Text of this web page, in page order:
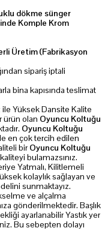
dökme sünger
Komple Krom
Üretim (Fabrikasyon
sipariş iptali
bina kapısında teslimat
Yüksek Dansite Kalite
ürün olan Oyuncu Koltuğu
Oyuncu Koltuğu
en çok tercih edilen
bir Oyuncu Koltuğu
bulamazsınız.
Yatmalı, Kilitlemeli
kolaylık sağlayan ve
sunmaktayız.
ve alçalma
gönderilmektedir. Başlık
ayarlanabilir Yastık yer
Bu sebepten dolayı